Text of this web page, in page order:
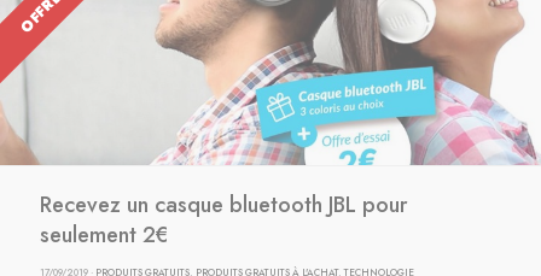
Recevez un casque bluetooth JBL pour
seulement 2€
17/09/2019 · PRODUITS GRATUITS, PRODUITS GRATUITS À L'ACHAT,TECHNOLOGIE